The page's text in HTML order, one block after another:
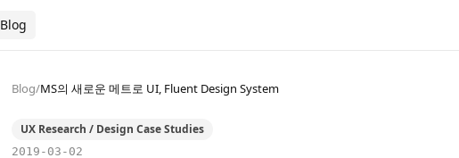
Blog
Blog/MS의 새로운 메트로 UI, Fluent Design System
UX Research / Design Case Studies
2019-03-02